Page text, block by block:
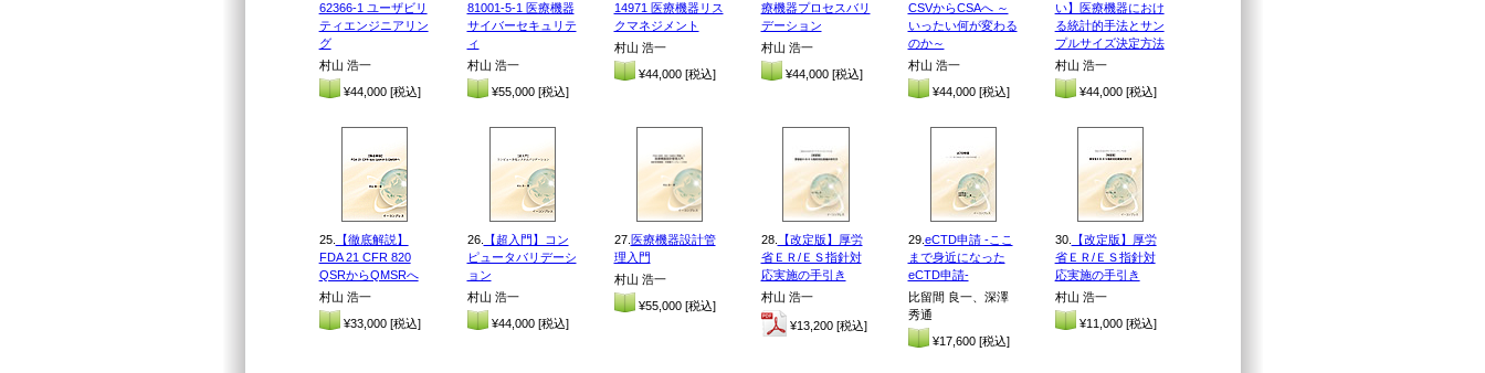
62366-1 ユーザビリ
ティエンジニアリン
グ
村山 浩一
¥44,000 [税込]
81001-5-1 医療機器
サイバーセキュリテ
ィ
村山 浩一
¥55,000 [税込]
14971 医療機器リス
クマネジメント
村山 浩一
¥44,000 [税込]
療機器プロセスバリ
デーション
村山 浩一
¥44,000 [税込]
CSVからCSAへ ～
いったい何が変わる
のか～
村山 浩一
¥44,000 [税込]
い】医療機器におけ
る統計的手法とサン
プルサイズ決定方法
村山 浩一
¥44,000 [税込]
25.
【徹底解説】
FDA 21 CFR 820
QSRからQMSRへ
村山 浩一
¥33,000 [税込]
26.
【超入門】コン
ピュータバリデーシ
ョン
村山 浩一
¥44,000 [税込]
27. 医療機器設計管
理入門
村山 浩一
¥55,000 [税込]
28.
【改定版】厚労
省ＥＲ/ＥＳ指針対
応実施の手引き
村山 浩一
¥13,200 [税込]
29. eCTD申請 -ここ
まで身近になった
eCTD申請-
比留間 良一、深澤
秀通
¥17,600 [税込]
30.
【改定版】厚労
省ＥＲ/ＥＳ指針対
応実施の手引き
村山 浩一
¥11,000 [税込]